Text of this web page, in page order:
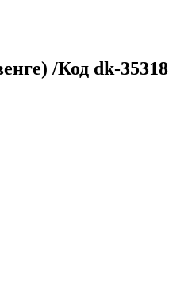
/Код dk-35318